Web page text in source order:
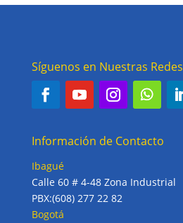
Síguenos en Nuestras Redes
Información de Contacto
Ibagué
Calle 60 # 4-48 Zona Industrial
PBX:(608) 277 22 82
Bogotá